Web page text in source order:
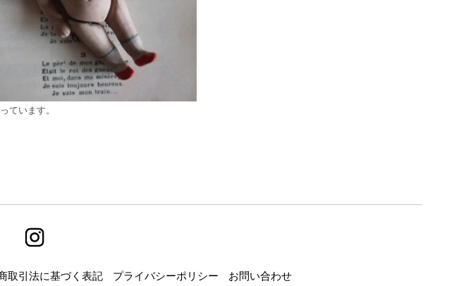
ています。
取引法に基づく表記 プライバシーポリシー お問い合わせ